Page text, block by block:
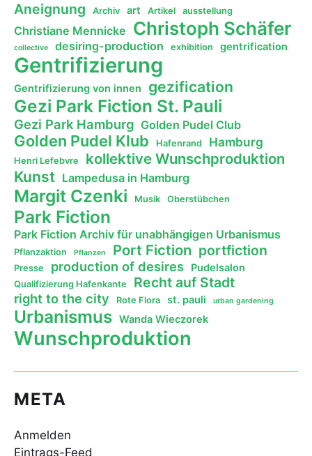
Aneignung Archiv art Artikel ausstellung
Christiane Mennicke Christoph Schäfer
collective desiring-production exhibition gentrification
Gentrifizierung
Gentrifizierung von innen gezification
Gezi Park Fiction St. Pauli
Gezi Park Hamburg Golden Pudel Club
Golden Pudel Klub Hafenrand Hamburg
Henri Lefebvre kollektive Wunschproduktion
Kunst Lampedusa in Hamburg
Margit Czenki Musik Oberstübchen
Park Fiction
Park Fiction Archiv für unabhängigen Urbanismus
Pflanzaktion Pflanzen Port Fiction portfiction
Presse production of desires Pudelsalon
Qualifizierung Hafenkante Recht auf Stadt
right to the city Rote Flora st. pauli urban gardening
Urbanismus Wanda Wieczorek
Wunschproduktion
META
Anmelden
Eintrags-Feed